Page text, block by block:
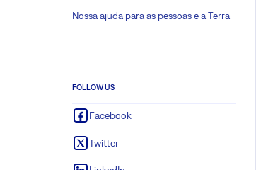
Nossa ajuda para as pessoas e a Terra
FOLLOW US
Facebook
Twitter